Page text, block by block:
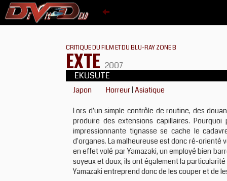
CRITIQUE DU FILM ET DU BLU-RAY ZONE B
EXTE 2007
EKUSUTE
Japon Horreur Asiatique
Lors d'un simple contrôle de routine, des
produire des extensions capillaires.
impressionnante tignasse se cache le
d'organes. La malheureuse est donc ré-orienté
en effet volé par Yamazaki, un employé bien
soyeux et doux, ils ont également la
Yamazaki entreprend donc de les couper et de